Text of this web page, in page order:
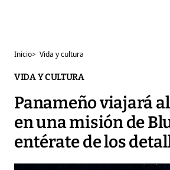
Inicio> Vida y cultura
VIDA Y CULTURA
Panameño viajará
en una misión de
entérate de los